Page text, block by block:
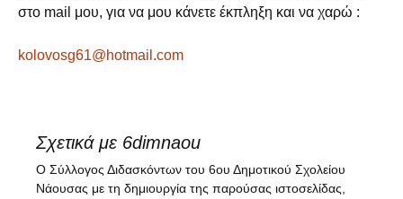
στο mail μου, για να μου κάνετε έκπληξη και να χαρώ :
kolovosg61@hotmail.com
Σχετικά με 6dimnaou
Ο Σύλλογος Διδασκόντων του 6ου Δημοτικού Σχολείου
Νάουσας με τη δημιουργία της παρούσας ιστοσελίδας,